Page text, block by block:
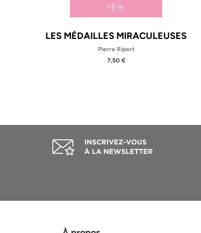
LES MÉDAILLES MIRACULEUSES
Pierre Ripert
7,50 €